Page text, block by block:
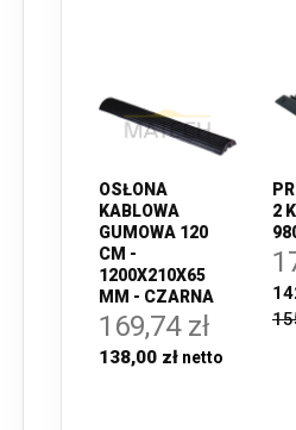
OSŁONA
KABLOWA
GUMOWA 120
CM -
1200X210X65
MM - CZARNA
169,74 zł
138,00 zł
2